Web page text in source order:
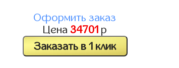
Оформить заказ
Цена 34701 р
Заказать в 1 клик